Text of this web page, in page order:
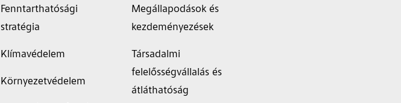
Fenntarthatósági
stratégia
Klímavédelem
Környezetvédelem
Megállapodások és
kezdeményezések
Társadalmi
felelősségvállalás és
átláthatóság